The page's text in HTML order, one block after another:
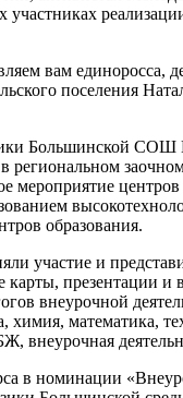
участниках
вам единоросса,
поселения
Большинской
региональном
мероприятие центров
образования.
участие и
карты, презентации и
внеурочной
химия, математика,
внеурочная
в номинации